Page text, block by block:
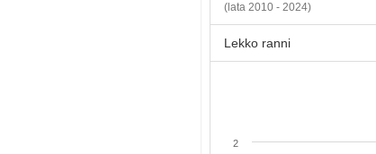
(lata 2010 - 2024)
Lekko ranni
2